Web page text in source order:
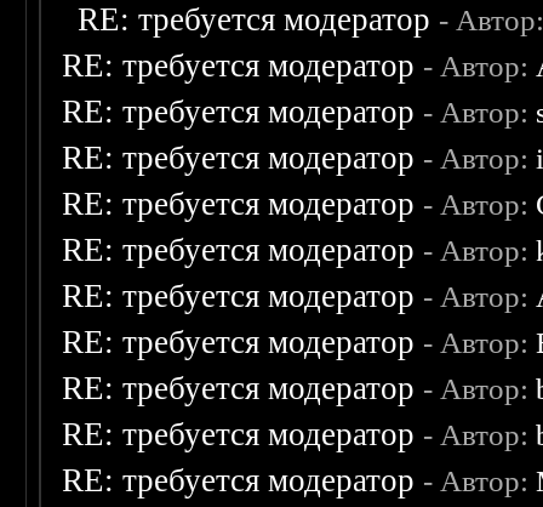
RE: требуется модератор -
RE: требуется модератор - Автор:
RE: требуется модератор - Автор:
RE: требуется модератор - Автор:
RE: требуется модератор - Автор:
RE: требуется модератор - Автор:
RE: требуется модератор - Автор:
RE: требуется модератор - Автор:
RE: требуется модератор - Автор:
RE: требуется модератор - Автор:
RE: требуется модератор - Автор: